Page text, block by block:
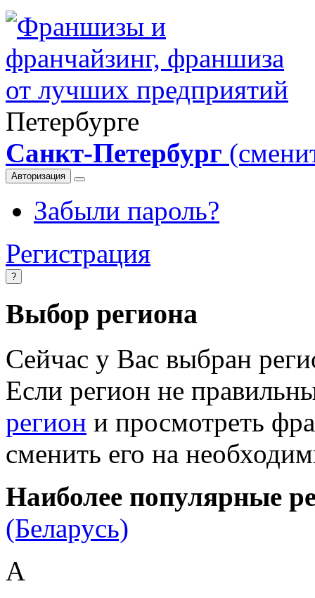
Петербурге
Санкт-Петербург
Авторизация
Забыли пароль?
Регистрация
?
Выбор региона
Сейчас у Вас выбран
Если регион не
регион и просмотреть
сменить его на
Наиболее популярные
(Беларусь)
А